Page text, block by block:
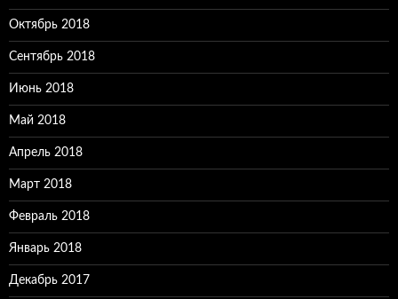
Октябрь 2018
Сентябрь 2018
Июнь 2018
Май 2018
Апрель 2018
Март 2018
Февраль 2018
Январь 2018
Декабрь 2017